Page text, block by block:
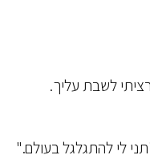
לשבת עליך.
לי להתגלגל בעולם."